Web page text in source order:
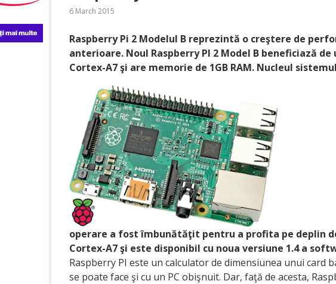
6 March 2015
Raspberry Pi 2 Modelul B reprezintă o creştere de
anterioare. Noul Raspberry PI 2 Model B beneficiază de
Cortex-A7 şi are memorie de 1GB RAM. Nucleul
operare a fost îmbunătăţit pentru a profita pe deplin
Cortex-A7 şi este disponibil cu noua versiune 1.4 a
Raspberry PI este un calculator de dimensiunea unui card
se poate face şi cu un PC obişnuit. Dar, faţă de acesta,